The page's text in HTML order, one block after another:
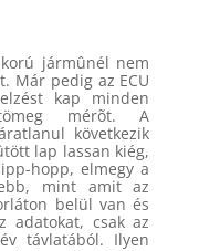
jármûnél nem
Már pedig az ECU
kap minden
mérõt. A
következik
lap lassan kiég,
hopp, elmegy a
mint amit az
belül van és
adatokat, csak az
távlatából. Ilyen